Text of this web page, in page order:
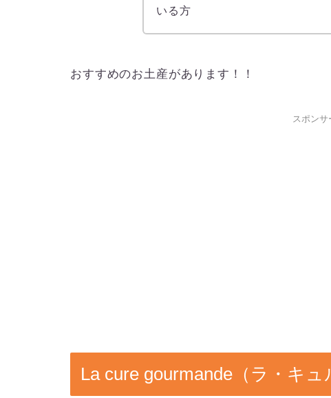
いる方
おすすめのお土産があります！！
スポンサ
La cure gourmande（ラ・キュ